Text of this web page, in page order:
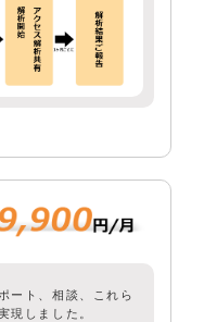
ート、相談、これら
現しました。